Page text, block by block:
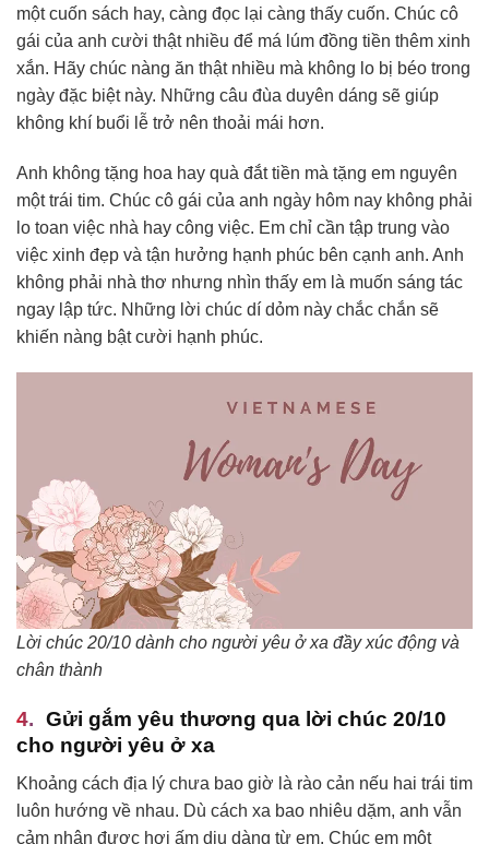
một cuốn sách hay, càng đọc lại càng thấy cuốn. Chúc cô
gái của anh cười thật nhiều để má lúm đồng tiền thêm xinh
xắn. Hãy chúc nàng ăn thật nhiều mà không lo bị béo trong
ngày đặc biệt này. Những câu đùa duyên dáng sẽ giúp
không khí buổi lễ trở nên thoải mái hơn.
Anh không tặng hoa hay quà đắt tiền mà tặng em nguyên
một trái tim. Chúc cô gái của anh ngày hôm nay không phải
lo toan việc nhà hay công việc. Em chỉ cần tập trung vào
việc xinh đẹp và tận hưởng hạnh phúc bên cạnh anh. Anh
không phải nhà thơ nhưng nhìn thấy em là muốn sáng tác
ngay lập tức. Những lời chúc dí dỏm này chắc chắn sẽ
khiến nàng bật cười hạnh phúc.
Lời chúc 20/10 dành cho người yêu ở xa đầy xúc động và
chân thành
Gửi gắm yêu thương qua lời chúc 20/10
cho người yêu ở xa
Khoảng cách địa lý chưa bao giờ là rào cản nếu hai trái tim
luôn hướng về nhau. Dù cách xa bao nhiêu dặm, anh vẫn
cảm nhận được hơi ấm dịu dàng từ em. Chúc em một